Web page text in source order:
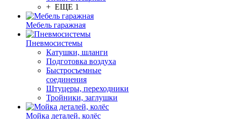
+ ЕЩЕ 1
Мебель гаражная
Пневмосистемы
Катушки, шланги
Подготовка воздуха
Быстросъемные
соединения
Штуцеры, переходники
Тройники, заглушки
Мойка деталей, колёс